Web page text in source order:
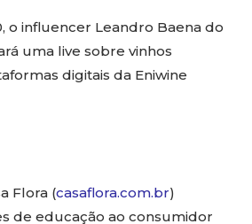
o influencer Leandro Baena do
uma live sobre vinhos
digitais da Eniwine
Flora (casaflora.com.br)
de educação ao consumidor